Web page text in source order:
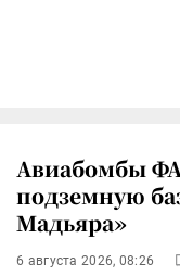
Авиабомбы
подземную
Мадьяра»
6 августа 2026, 08:26